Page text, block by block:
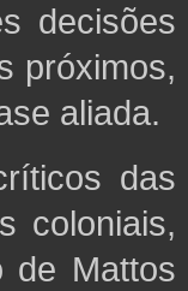
decisões
próximos,
aliada.
das
coloniais,
de Mattos